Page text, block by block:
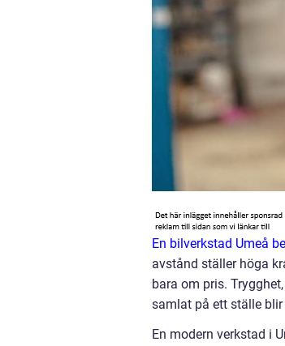
En bilverkstad Umeå
avstånd ställer höga
bara om pris.
samlat på ett ställe
En modern verkstad i